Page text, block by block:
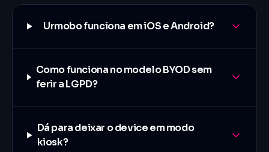
Urmobo funciona em iOS e Android?
Como funciona no modelo BYOD sem
ferir a LGPD?
Dá para deixar o device em modo
kiosk?